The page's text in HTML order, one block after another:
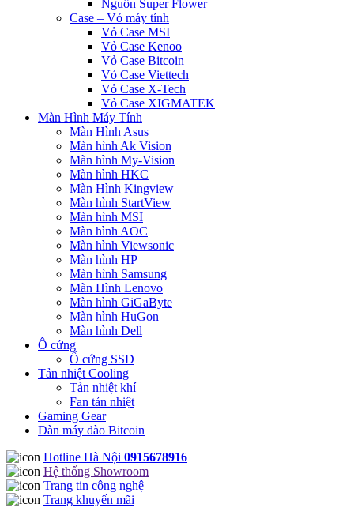
Nguồn Super Flower
Case – Vỏ máy tính
Vỏ Case MSI
Vỏ Case Kenoo
Vỏ Case Bitcoin
Vỏ Case Viettech
Vỏ Case X-Tech
Vỏ Case XIGMATEK
Màn Hình Máy Tính
Màn Hình Asus
Màn hình Ak Vision
Màn hình My-Vision
Màn hình HKC
Màn Hình Kingview
Màn hình StartView
Màn hình MSI
Màn hình AOC
Màn hình Viewsonic
Màn hình HP
Màn hình Samsung
Màn Hình Lenovo
Màn hình GiGaByte
Màn hình HuGon
Màn hình Dell
Ô cứng
Ổ cứng SSD
Tản nhiệt Cooling
Tản nhiệt khí
Fan tản nhiệt
Gaming Gear
Dàn máy đào Bitcoin
Hotline Hà Nội 0915678916
Hệ thống Showroom
Trang tin công nghệ
Trang khuyến mãi